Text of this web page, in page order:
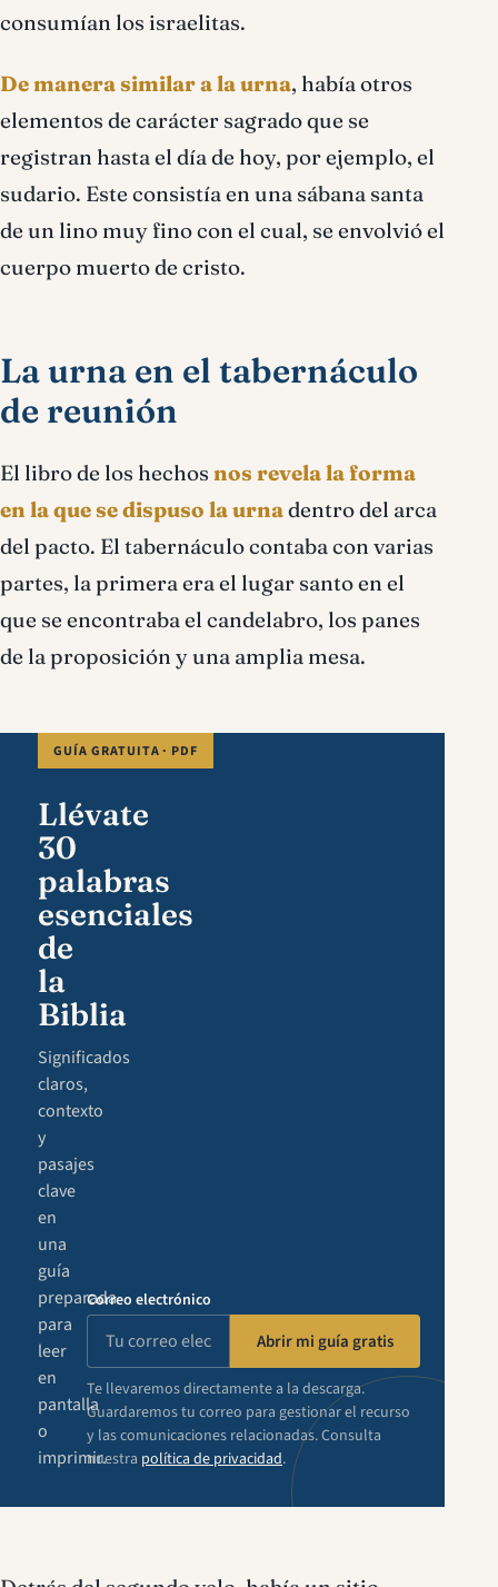
consumían los israelitas.
De manera similar a la urna, había otros
elementos de carácter sagrado que se
registran hasta el día de hoy, por ejemplo, el
sudario. Este consistía en una sábana santa
de un lino muy fino con el cual, se envolvió el
cuerpo muerto de cristo.
La urna en el tabernáculo
de reunión
El libro de los hechos nos revela la forma
en la que se dispuso la urnadentro del arca
del pacto. El tabernáculo contaba con varias
partes, la primera era el lugar santo en el
que se encontraba el candelabro, los panes
de la proposición y una amplia mesa.
GUÍA GRATUITA · PDF
Llévate
30
palabras
esenciales
de
la
Biblia
Significados
claros,
contexto
y
pasajes
clave
en
una
guía
preparada
para
leer
en
pantalla
o
imprimir.
Correo electrónico
Abrir mi guía gratis
Te llevaremos directamente a la descarga.
Guardaremos tu correo para gestionar el recurso
y las comunicaciones relacionadas. Consulta
nuestra política de privacidad.